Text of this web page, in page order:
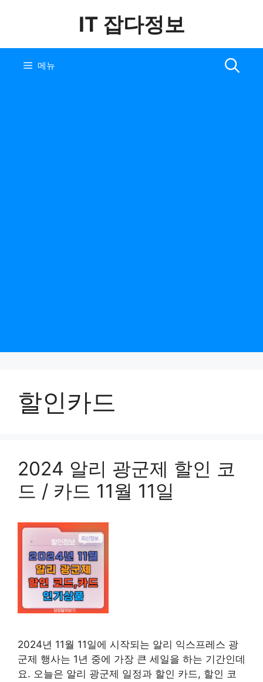
로
IT 잡다정보
메뉴
할인카드
2024 알리 광군제 할인 코
드 / 카드 11월 11일
2024년 11월 11일에 시작되는 알리 익스프레스 광
군제 행사는 1년 중에 가장 큰 세일을 하는 기간인데
요. 오늘은 알리 광군제 일정과 할인 카드, 할인 코